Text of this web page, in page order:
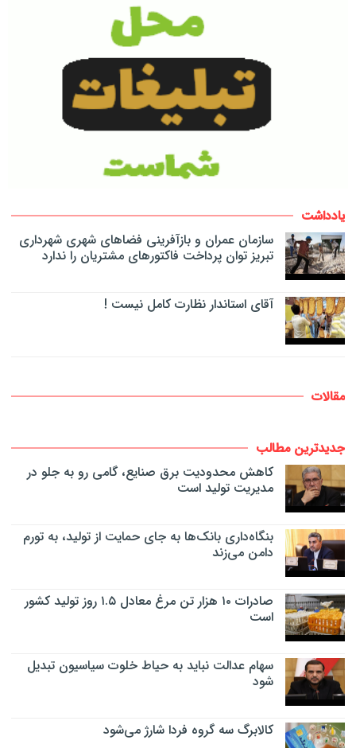
یادداشت
سازمان عمران و بازآفرینی فضاهای شهری شهرداری
تبریز توان پرداخت فاکتورهای مشتریان را ندارد
آقای استاندار نظارت کامل نیست !
مقالات
جدیدترین مطالب
کاهش محدودیت برق صنایع، گامی رو به جلو در
مدیریت تولید است
بنگاه‌داری بانک‌ها به جای حمایت از تولید، به تورم
دامن می‌زند
صادرات ۱۰ هزار تن مرغ معادل ۱.۵ روز تولید کشور
است
سهام عدالت نباید به حیاط خلوت سیاسیون تبدیل
شود
کالابرگ سه گروه فردا شارژ می‌شود